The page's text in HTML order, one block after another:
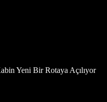
Yeni Bir Rotaya Açılıyor